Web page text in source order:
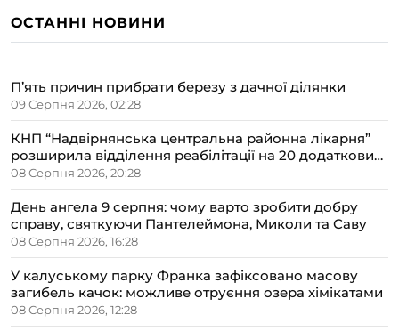
ОСТАННІ НОВИНИ
П’ять причин прибрати березу з дачної ділянки
09 Серпня 2026, 02:28
КНП “Надвірнянська центральна районна лікарня”
розширила відділення реабілітації на 20 додаткових
ліжок
08 Серпня 2026, 20:28
День ангела 9 серпня: чому варто зробити добру
справу, святкуючи Пантелеймона, Миколи та Саву
08 Серпня 2026, 16:28
У калуському парку Франка зафіксовано масову
загибель качок: можливе отруєння озера хімікатами
08 Серпня 2026, 12:28